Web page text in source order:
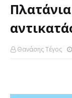
Θανάσης Τέγος